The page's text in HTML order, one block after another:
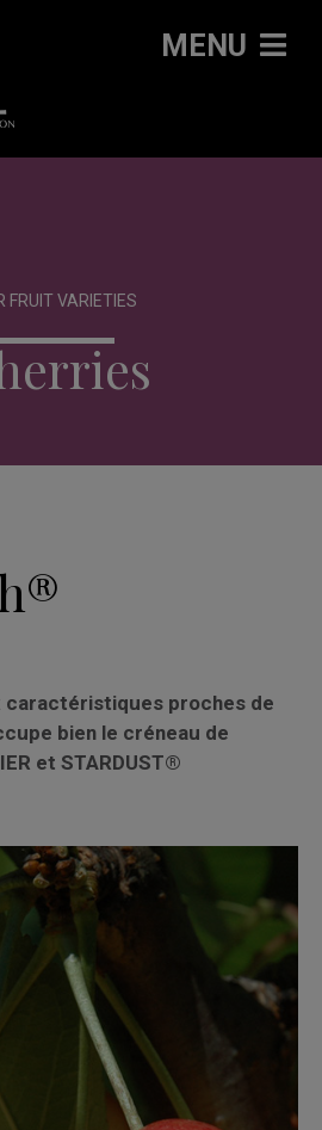
MENU
FRUIT VARIETIES
caractéristiques proches de
bien le créneau de
et STARDUST®